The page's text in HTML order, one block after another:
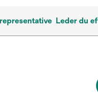
Leder du